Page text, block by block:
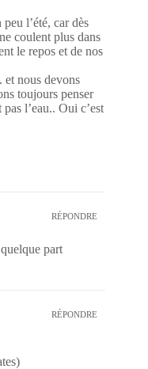
l’été, car dès
coulent plus dans
le repos et de nos
et nous devons
toujours penser
l’eau.. Oui c’est
RÉPONDRE
part
RÉPONDRE